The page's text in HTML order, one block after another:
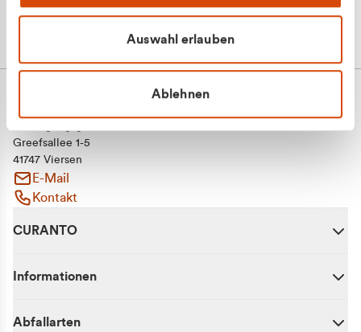
Auswahl erlauben
Ablehnen
Greefsallee 1-5
41747 Viersen
E-Mail
Kontakt
CURANTO
Informationen
Abfallarten